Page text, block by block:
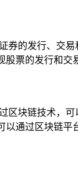
的发行、交
票的发行和
块链技术，
通过区块链